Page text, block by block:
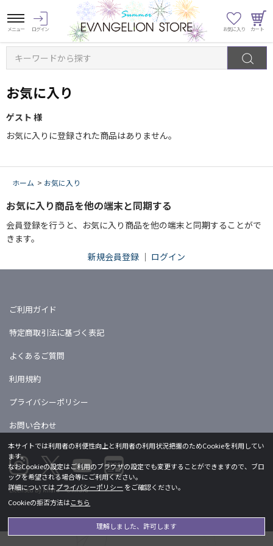
キーワードから探す
お気に入り
ゲスト 様
お気に入りに登録された商品はありません。
ホーム > お気に入り
お気に入り商品を他の端末と同期する
会員登録を行うと、お気に入り商品を他の端末と同期することがで
きます。
新規会員登録 ｜ ログイン
ご利用ガイド
特定商取引法に基づく表記
よくあるご質問
利用規約
プライバシーポリシー
お問い合わせ
Licensed by khara ©khara
本サイトでは利用者の利便性向上と利用者の利用状況把握のためCookieを利用してい
ます。
なおCookieの設定はご利用のブラウザの設定でも変更することができますので、ブロ
ックを希望される場合等にご利用ください。
詳細についてはプライバシーポリシー をご確認ください。
Cookieの拒否方法はこちら
理解しました、許可します